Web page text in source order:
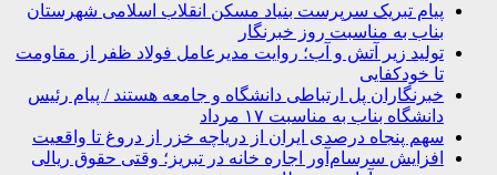
پیام تبریک سرپرست بنیاد مسکن انقلاب اسلامی شهرستان
بناب به مناسبت روز خبرنگار
تولید زیر آتش و آب؛ روایت مدیرعامل فولاد ظفر از مقاومت
تا خودکفایی
خبرنگاران پل ارتباطی دانشگاه و جامعه هستند / پیام رئیس
دانشگاه بناب به مناسبت ۱۷ مرداد
سهم پنجاه درصدی ایران از دریاچه خزر از دروغ تا واقعیت
افزایش سرسام‌آور اجاره خانه در تبریز؛ وقتی حقوق ریالی